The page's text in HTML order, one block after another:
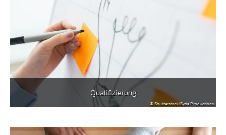
Qualifizierung
© Shutterstock/Syda Productions